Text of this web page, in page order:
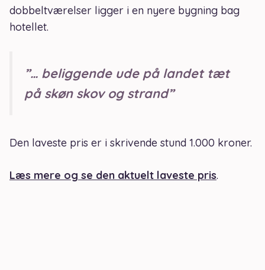
dobbeltværelser ligger i en nyere bygning bag
hotellet.
”… beliggende ude på landet tæt
på skøn skov og strand”
Den laveste pris er i skrivende stund 1.000 kroner.
Læs mere og se den aktuelt laveste pris.